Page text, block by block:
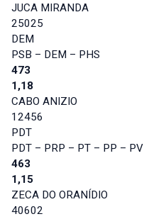
JUCA MIRANDA
25025
DEM
PSB – DEM – PHS
473
1,18
CABO ANIZIO
12456
PDT
PDT – PRP – PT – PP – PV
463
1,15
ZECA DO ORANÍDIO
40602